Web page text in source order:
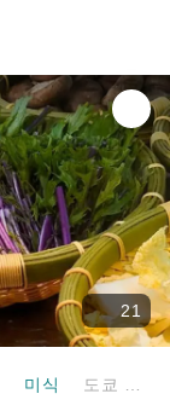
21
미식